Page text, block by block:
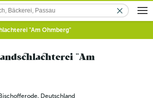
"Am Ohmberg"
"Am
, Deutschland